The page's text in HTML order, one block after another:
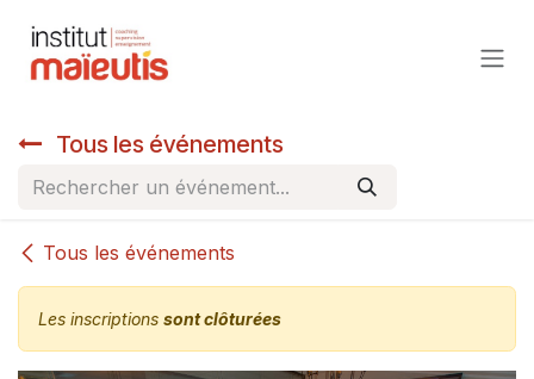
Tous les événements
Tous les événements
Les inscriptions sont clôturées